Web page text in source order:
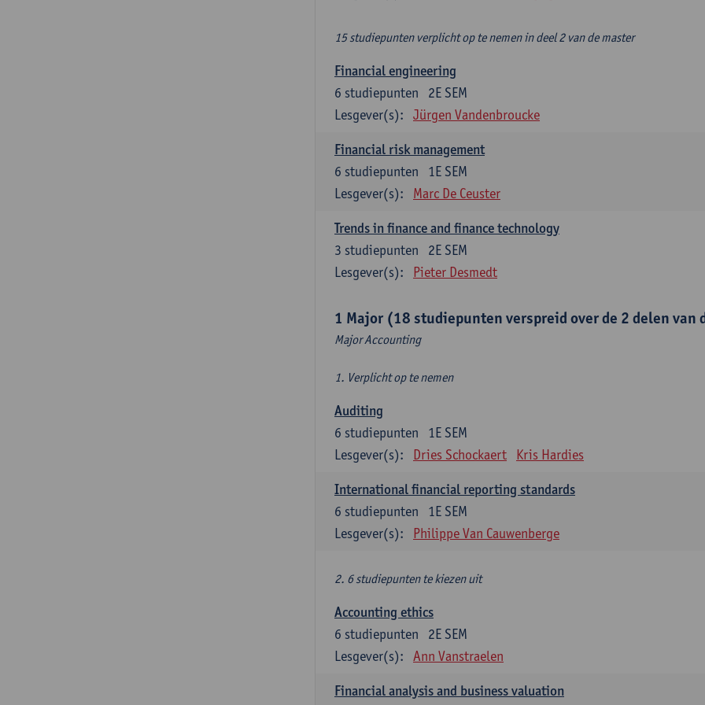
15 studiepunten verplicht op te nemen in deel 2 van de master
Financial engineering
2E SEM
6 studiepunten
Lesgever(s):
Jürgen Vandenbroucke
Financial risk management
1E SEM
6 studiepunten
Lesgever(s):
Marc De Ceuster
Trends in finance and finance technology
2E SEM
3 studiepunten
Lesgever(s):
Pieter Desmedt
1 Major (18 studiepunten verspreid over de 2 delen
Major Accounting
1. Verplicht op te nemen
Auditing
1E SEM
6 studiepunten
Lesgever(s):
Dries Schockaert Kris Hardies
International financial reporting standards
1E SEM
6 studiepunten
Lesgever(s):
Philippe Van Cauwenberge
2. 6 studiepunten te kiezen uit
Accounting ethics
2E SEM
6 studiepunten
Lesgever(s):
Ann Vanstraelen
Financial analysis and business valuation